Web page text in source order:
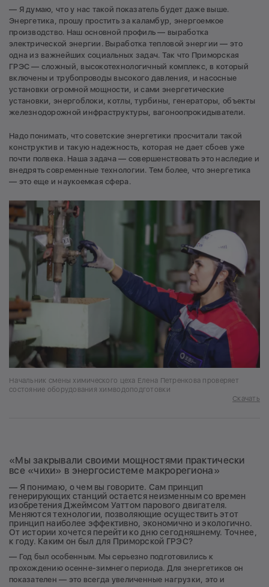
— Я думаю, что у нас такой показатель будет даже выше.
Энергетика, прошу простить за каламбур, энергоемкое
производство. Наш основной профиль — выработка
электрической энергии. Выработка тепловой энергии — это
одна из важнейших социальных задач. Так что Приморская
ГРЭС — сложный, высокотехнологичный комплекс, в который
включены и трубопроводы высокого давления, и насосные
установки огромной мощности, и сами энергетические
установки, энергоблоки, котлы, турбины, генераторы, объекты
железнодорожной инфраструктуры, вагоноопрокидыватели.
Надо понимать, что советские энергетики просчитали такой
конструктив и такую надежность, которая не дает сбоев уже
почти полвека. Наша задача — совершенствовать это наследие и
внедрять современные технологии. Тем более, что энергетика
— это еще и наукоемкая сфера.
Начальник смены химического цеха Елена Петренкова проверяет
состояние оборудования химводоподготовки
Скачать
«Мы закрывали своими мощностями практически
все «чихи» в энергосистеме макрорегиона»
— Я понимаю, о чем вы говорите. Сам принцип
генерирующих станций остается неизменным со времен
изобретения Джеймсом Уаттом парового двигателя.
Меняются технологии, позволяющие осуществить этот
принцип наиболее эффективно, экономично и экологично.
От истории хочется перейти ко дню сегодняшнему. Точнее,
к году. Каким он был для Приморской ГРЭС?
— Год был особенным. Мы серьезно подготовились к
прохождению осенне-зимнего периода. Для энергетиков он
показателен — это всегда увеличенные нагрузки, это и